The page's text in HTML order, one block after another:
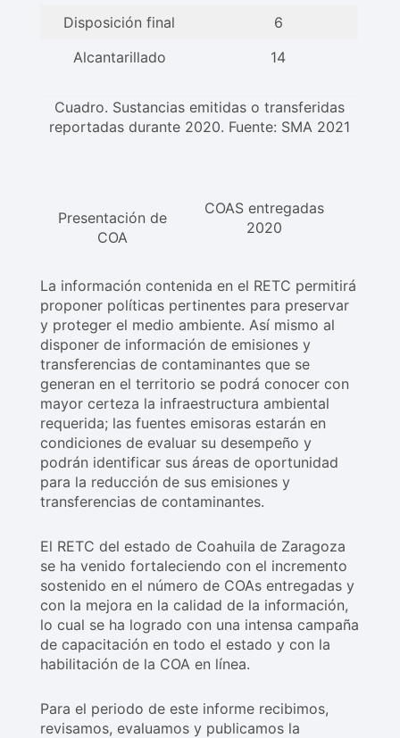
Disposición final
6
Alcantarillado
14
Cuadro. Sustancias emitidas o transferidas
reportadas durante 2020. Fuente: SMA 2021
Presentación de
COA
COAS entregadas
2020
La información contenida en el RETC permitirá
proponer políticas pertinentes para preservar
y proteger el medio ambiente. Así mismo al
disponer de información de emisiones y
transferencias de contaminantes que se
generan en el territorio se podrá conocer con
mayor certeza la infraestructura ambiental
requerida; las fuentes emisoras estarán en
condiciones de evaluar su desempeño y
podrán identificar sus áreas de oportunidad
para la reducción de sus emisiones y
transferencias de contaminantes.
El RETC del estado de Coahuila de Zaragoza
se ha venido fortaleciendo con el incremento
sostenido en el número de COAs entregadas y
con la mejora en la calidad de la información,
lo cual se ha logrado con una intensa campaña
de capacitación en todo el estado y con la
habilitación de la COA en línea.
Para el periodo de este informe recibimos,
revisamos, evaluamos y publicamos la